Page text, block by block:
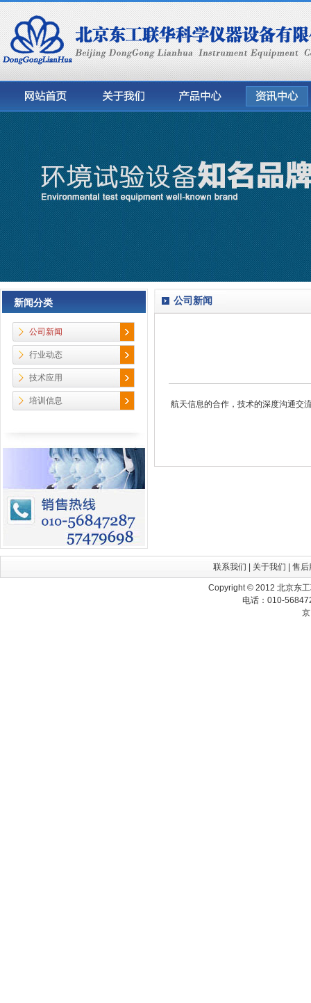
新闻分类
公司新闻
行业动态
技术应用
培训信息
公司新闻
航天信息的合作，技术的深度沟通交
联系我们 关于我们 售后
Copyright © 2012 北京东
电话：010-